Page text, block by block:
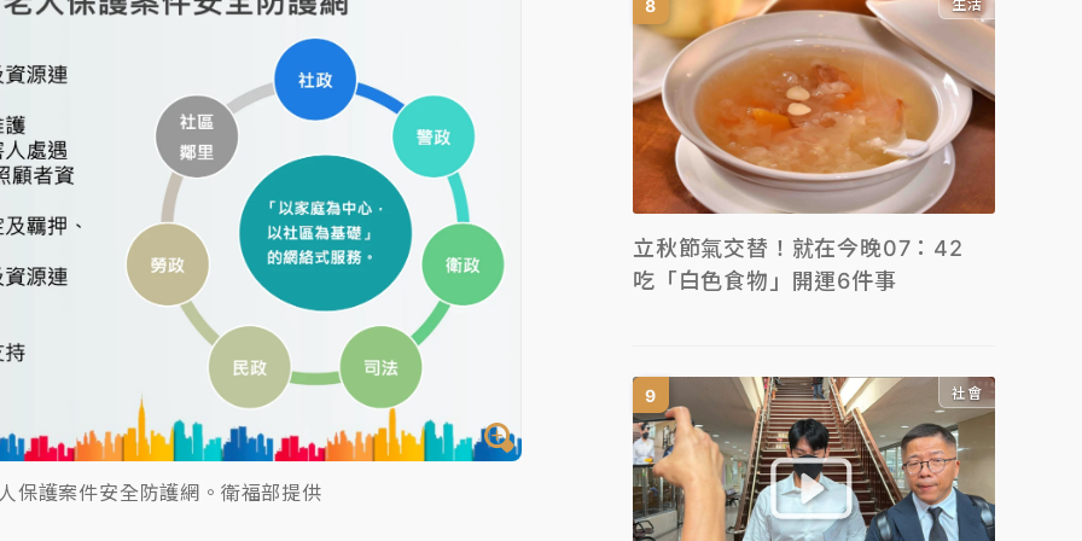
保護案件安全防護網。衛福部提供
生活
立秋節氣交替！就在今晚07：42
吃「白色食物」開運6件事
社會